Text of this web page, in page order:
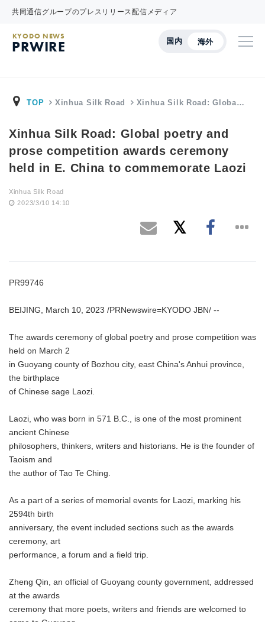
共同通信グループのプレスリリース配信メディア
国内 海外
KYODO NEWS
PRWIRE
TOP Xinhua Silk Road Xinhua Silk Road: Globa…
Xinhua Silk Road: Global poetry and
prose competition awards ceremony
held in E. China to commemorate Laozi
Xinhua Silk Road
2023/3/10 14:10
PR99746
BEIJING, March 10, 2023 /PRNewswire=KYODO JBN/ --
The awards ceremony of global poetry and prose competition was
held on March 2
in Guoyang county of Bozhou city, east China's Anhui province,
the birthplace
of Chinese sage Laozi.
Laozi, who was born in 571 B.C., is one of the most prominent
ancient Chinese
philosophers, thinkers, writers and historians. He is the founder of
Taoism and
the author of Tao Te Ching.
As a part of a series of memorial events for Laozi, marking his
2594th birth
anniversary, the event included sections such as the awards
ceremony, art
performance, a forum and a field trip.
Zheng Qin, an official of Guoyang county government, addressed
at the awards
ceremony that more poets, writers and friends are welcomed to